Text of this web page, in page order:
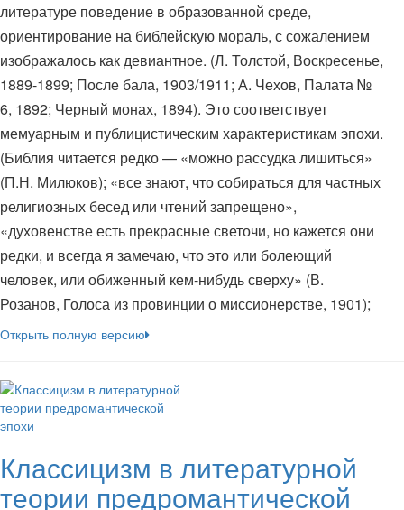
литературе поведение в образованной среде,
ориентирование на библейскую мораль, с сожалением
изображалось как девиантное. (Л. Толстой, Воскресенье,
1889-1899; После бала, 1903/1911; А. Чехов, Палата №
6, 1892; Черный монах, 1894). Это соответствует
мемуарным и публицистическим характеристикам эпохи.
(Библия читается редко — «можно рассудка лишиться»
(П.Н. Милюков); «все знают, что собираться для частных
религиозных бесед или чтений запрещено»,
«духовенстве есть прекрасные светочи, но кажется они
редки, и всегда я замечаю, что это или болеющий
человек, или обиженный кем-нибудь сверху» (В.
Розанов, Голоса из провинции о миссионерстве, 1901);
Открыть полную версию
Классицизм в литературной
теории предромантической